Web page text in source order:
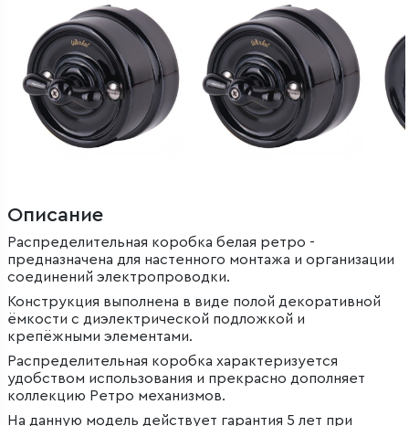
Описание
Распределительная коробка белая ретро -
предназначена для настенного монтажа и организации
соединений электропроводки.
Конструкция выполнена в виде полой декоративной
ёмкости с диэлектрической подложкой и
крепёжными элементами.
Распределительная коробка характеризуется
удобством использования и прекрасно дополняет
коллекцию Ретро механизмов.
На данную модель действует гарантия 5 лет при